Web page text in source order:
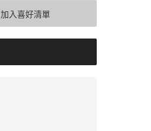
加入喜好清單